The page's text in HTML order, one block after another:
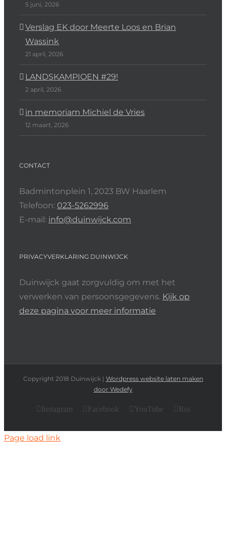
5 juni, 2026
Verslag EK door Meerte Loos en Brian
Wassink
21 april, 2026
LANDSKAMPIOEN #29!
2 april, 2026
in memoriam Michiel de Vries
12 maart, 2026
CONTACT
Badmintonplein 1, 2023 BW Haarlem
Telefoon: 023-5262996
E-mail: info@duinwijck.com
PRIVACYVERKLARING DUINWIJCK
Duinwijck gaat zorgvuldig om met het
verwerken van persoonsgegevens. Kijk op
deze pagina voor meer informatie
Copyright 2018 Duinwijck | Wordpress website laten maken
door Wedefy
Instagram Facebook YouTube Rss
Page load link